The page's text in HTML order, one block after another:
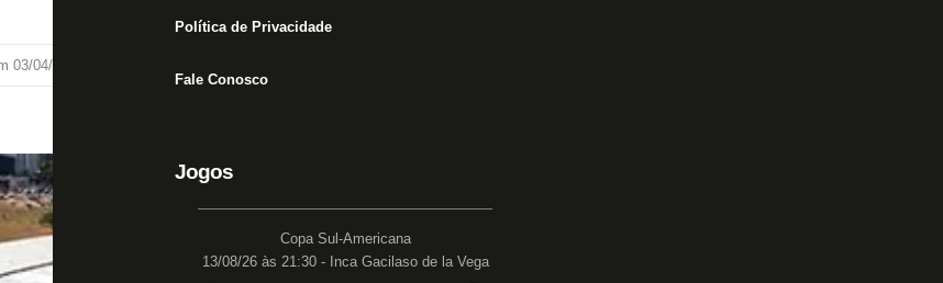
Política de Privacidade
Fale Conosco
Jogos
Copa Sul-Americana
13/08/26 às 21:30 - Inca Gacilaso de la Vega
03/04/19 às 14:09